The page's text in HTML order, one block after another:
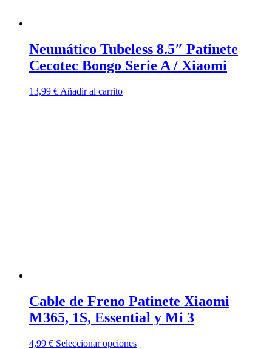
Neumático Tubeless 8.5″ Patinete
Cecotec Bongo Serie A / Xiaomi
13,99 € Añadir al carrito
Cable de Freno Patinete Xiaomi
M365, 1S, Essential y Mi 3
4,99 € Seleccionar opcionesEste